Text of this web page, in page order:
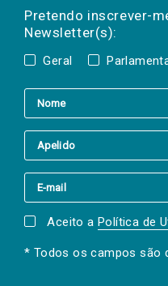
Pretendo inscrever-
Newsletter(s):
Geral
a(s) newsletter(s).
mail
Aceito a Política de
* Todos os campos são